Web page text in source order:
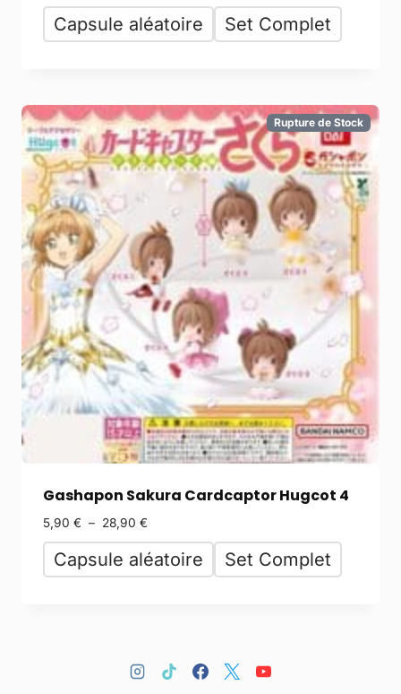
Capsule aléatoire Set Complet
Rupture de Stock
Gashapon Sakura Cardcaptor Hugcot 4
5,90 € – 28,90 €
Capsule aléatoire Set Complet